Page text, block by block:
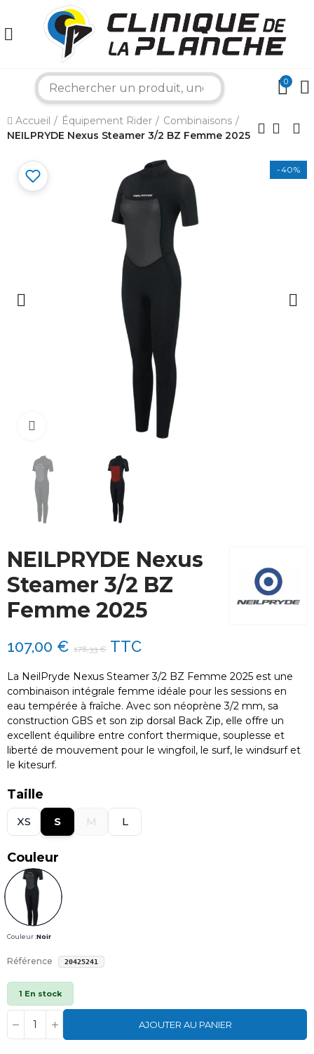
0
Accueil Équipement Rider
Combinaisons
NEILPRYDE Nexus Steamer 3/2 BZ Femme 2025
-40%
Cliquez pour agrandir
NEILPRYDE Nexus
Steamer 3/2 BZ
Femme 2025
107,00 € 178,33 € TTC
La NeilPryde Nexus Steamer 3/2 BZ Femme 2025 est une
combinaison intégrale femme idéale pour les sessions en
eau tempérée à fraîche. Avec son néoprène 3/2 mm, sa
construction GBS et son zip dorsal Back Zip, elle offre un
excellent équilibre entre confort thermique, souplesse et
liberté de mouvement pour le wingfoil, le surf, le windsurf et
le kitesurf.
Taille
XS S M L
Couleur
Couleur :Noir
Référence 20425241
1 En stock
AJOUTER AU PANIER
Bonjour ! Je suis votre expert nautique.
Comment puis-je vous aider aujourd'hui ?